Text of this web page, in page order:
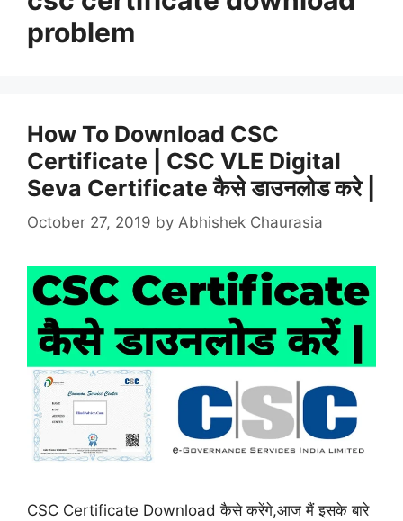
problem
How To Download CSC
Certificate | CSC VLE Digital
Seva Certificate कैसे डाउनलोड करे |
October 27, 2019 by Abhishek Chaurasia
CSC Certificate Download कैसे करेंगे,आज मैं इसके बारे